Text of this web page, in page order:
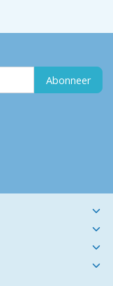
Abonneer